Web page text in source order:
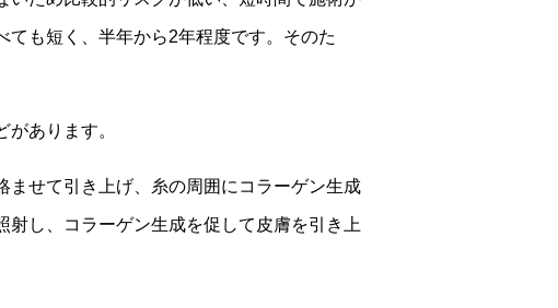
も短く、半年から2年程度です。そのた
あります。
ませて引き上げ、糸の周囲にコラーゲン生成
し、コラーゲン生成を促して皮膚を引き上